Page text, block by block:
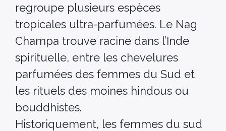
regroupe plusieurs espèces
tropicales ultra-parfumées. Le Nag
Champa trouve racine dans l’Inde
spirituelle, entre les chevelures
parfumées des femmes du Sud et
les rituels des moines hindous ou
bouddhistes.
Historiquement, les femmes du sud